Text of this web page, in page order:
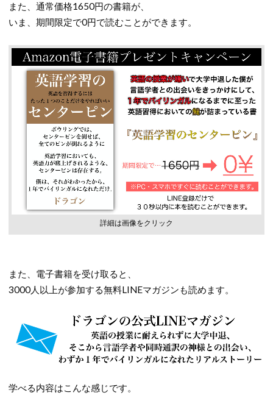
また、通常価格1650円の書籍が、
いま、期間限定で0円で読むことができます。
詳細は画像をクリック
また、電子書籍を受け取ると、
3000人以上が参加する無料LINEマガジンも読めます。
学べる内容はこんな感じです。